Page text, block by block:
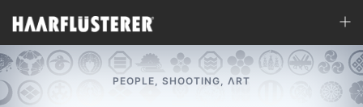
Inhalt
springen
PEOPLE, SHOOTING, ΛRT